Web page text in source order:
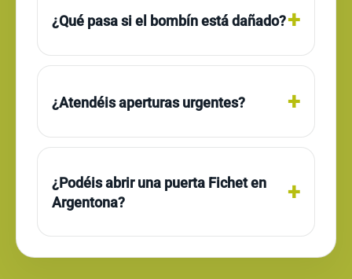
¿Qué pasa si el bombín está dañado?
¿Atendéis aperturas urgentes?
¿Podéis abrir una puerta Fichet en
Argentona?